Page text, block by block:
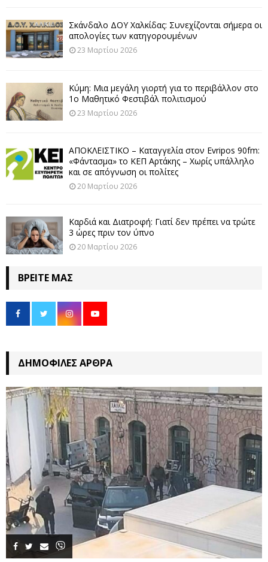
Σκάνδαλο ΔΟΥ Χαλκίδας: Συνεχίζονται σήμερα οι
απολογίες των κατηγορουμένων
23 Μαρτίου 2026
Κύμη: Μια μεγάλη γιορτή για το περιβάλλον στο
1ο Μαθητικό Φεστιβάλ πολιτισμού
23 Μαρτίου 2026
ΑΠΟΚΛΕΙΣΤΙΚΟ – Καταγγελία στον Evripos 90fm:
«Φάντασμα» το ΚΕΠ Αρτάκης – Χωρίς υπάλληλο
και σε απόγνωση οι πολίτες
20 Μαρτίου 2026
Καρδιά και Διατροφή: Γιατί δεν πρέπει να τρώτε
3 ώρες πριν τον ύπνο
20 Μαρτίου 2026
ΒΡΕΊΤΕ ΜΑΣ
ΔΗΜΟΦΙΛΈΣ ΆΡΘΡΑ